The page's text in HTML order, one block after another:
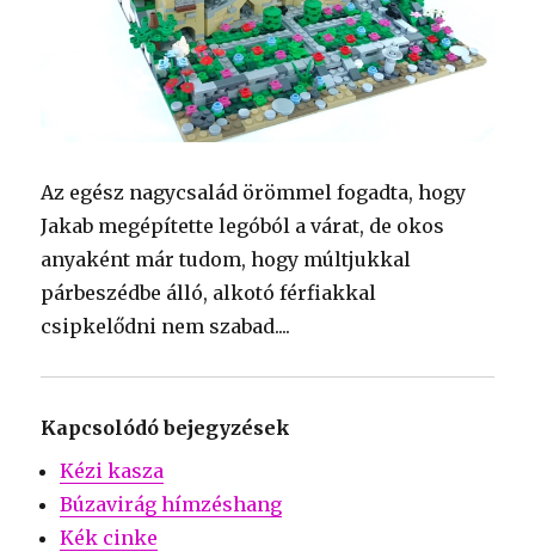
Az egész nagycsalád örömmel fogadta, hogy
Jakab megépítette legóból a várat, de okos
anyaként már tudom, hogy múltjukkal
párbeszédbe álló, alkotó férfiakkal
csipkelődni nem szabad....
Kapcsolódó bejegyzések
Kézi kasza
Búzavirág hímzéshang
Kék cinke